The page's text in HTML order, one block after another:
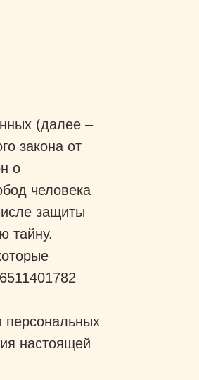
(далее –
закона от
о
человека
защиты
тайну.
персональных
настоящей